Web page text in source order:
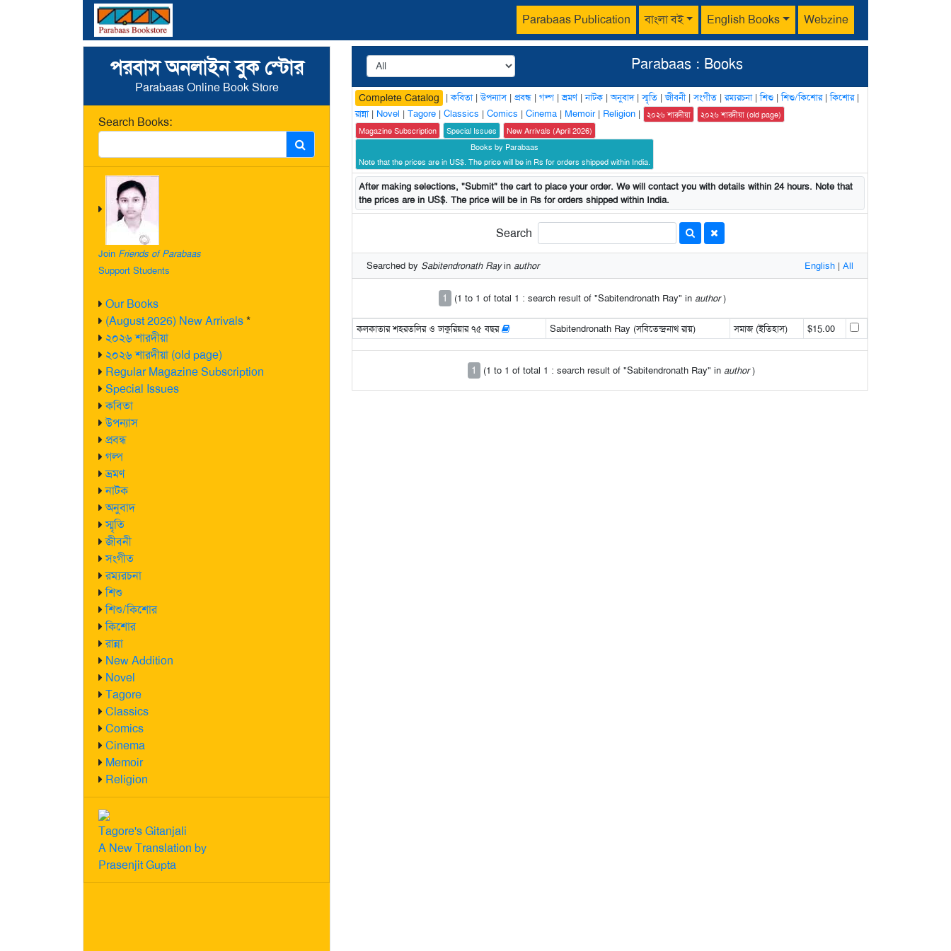
Parabaas Publication বাংলা বই English Books Webzine
পরবাস অনলাইন বুক স্টোর
Parabaas Online Book Store
Search Books:
Join Friends of Parabaas
Support Students
Our Books
(August 2026) New Arrivals*
২০২৬ শারদীয়া
২০২৬ শারদীয়া (old page)
Regular Magazine Subscription
Special Issues
কবিতা
উপন্যাস
প্রবন্ধ
গল্প
ভ্রমণ
নাটক
অনুবাদ
স্মৃতি
জীবনী
সংগীত
রম্যরচনা
শিশু
শিশু/কিশোর
কিশোর
রান্না
New Addition
Novel
Tagore
Classics
Comics
Cinema
Memoir
Religion
Tagore's Gitanjali
A New Translation by
Prasenjit Gupta
Parabaas : Books
Complete Catalog |কবিতা|উপন্যাস| প্রবন্ধ | গল্প |ভ্রমণ|নাটক |অনুবাদ|স্মৃতি |জীবনী|সংগীত |রম্যরচনা|শিশু |শিশু/কিশোর|কিশোর|
রান্না| Novel | Tagore | Classics | Comics | Cinema | Memoir| Religion | ২০২৬ শারদীয়া
২০২৬ শারদীয়া (old page)
Magazine Subscription
Special Issues
New Arrivals (April 2026)
Books by Parabaas
Note that the prices are in US$. The price will be in Rs for orders shipped within India.
After making selections, "Submit" the cart to place your order. We will contact you with details within 24 hours. Note that
the prices are in US$. The price will be in Rs for orders shipped within India.
Search
Searched by Sabitendronath Rayin author English | All
1 (1 to 1 of total 1 : search result of "Sabitendronath Ray" in author)
কলকাতার শহরতলির ও ঢাকুরিয়ার ৭৫ বছর Sabitendronath Ray (সবিতেন্দ্রনাথ রায়) সমাজ (ইতিহাস) $15.00
1 (1 to 1 of total 1 : search result of "Sabitendronath Ray" in author)